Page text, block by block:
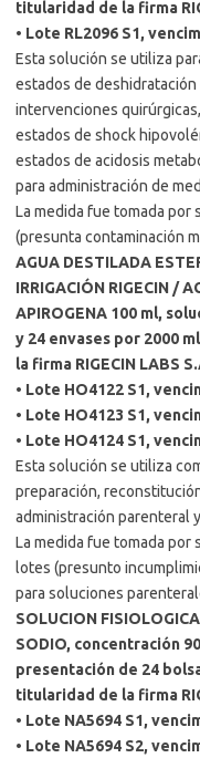
titularidad de la firma
• Lote RL2096 S1,
Esta solución se utiliza
estados de
intervenciones
estados de shock
estados de acidosis
para administración de
La medida fue tomada por
(presunta contaminación
AGUA DESTILADA
IRRIGACIÓN RIGECIN /
APIROGENA 100 ml,
y 24 envases por 2000
la firma RIGECIN LABS
• Lote HO4122 S1,
• Lote HO4123 S1,
• Lote HO4124 S1,
Esta solución se utiliza
preparación,
administración parenteral
La medida fue tomada por
lotes (presunto
para soluciones
SOLUCION
SODIO, concentración
presentación de 24
titularidad de la firma
• Lote NA5694 S1,
• Lote NA5694 S2,